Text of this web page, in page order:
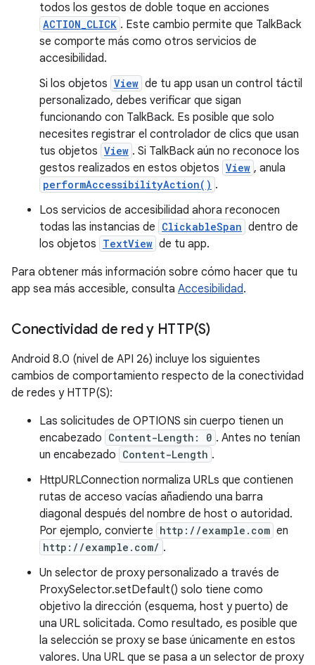
todos los gestos de doble toque en acciones
ACTION_CLICK . Este cambio permite que TalkBack
se comporte más como otros servicios de
accesibilidad.
Si los objetos View de tu app usan un control táctil
personalizado, debes verificar que sigan
funcionando con TalkBack. Es posible que solo
necesites registrar el controlador de clics que usan
tus objetos View . Si TalkBack aún no reconoce los
gestos realizados en estos objetos View , anula
performAccessibilityAction() .
Los servicios de accesibilidad ahora reconocen
todas las instancias de ClickableSpan dentro de
los objetos TextView de tu app.
Para obtener más información sobre cómo hacer que tu
app sea más accesible, consulta Accesibilidad.
Conectividad de red y HTTP(S)
Android 8.0 (nivel de API 26) incluye los siguientes
cambios de comportamiento respecto de la conectividad
de redes y HTTP(S):
Las solicitudes de OPTIONS sin cuerpo tienen un
encabezado Content-Length: 0 . Antes no tenían
un encabezado Content-Length .
HttpURLConnection normaliza URLs que contienen
rutas de acceso vacías añadiendo una barra
diagonal después del nombre de host o autoridad.
Por ejemplo, convierte http://example.com en
http://example.com/ .
Un selector de proxy personalizado a través de
ProxySelector.setDefault() solo tiene como
objetivo la dirección (esquema, host y puerto) de
una URL solicitada. Como resultado, es posible que
la selección se proxy se base únicamente en estos
valores. Una URL que se pasa a un selector de proxy